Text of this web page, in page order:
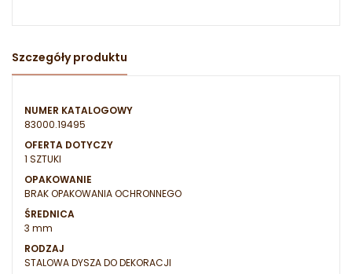
Szczegóły produktu
NUMER KATALOGOWY
83000.19495
OFERTA DOTYCZY
1 SZTUKI
OPAKOWANIE
BRAK OPAKOWANIA OCHRONNEGO
ŚREDNICA
3 mm
RODZAJ
STALOWA DYSZA DO DEKORACJI